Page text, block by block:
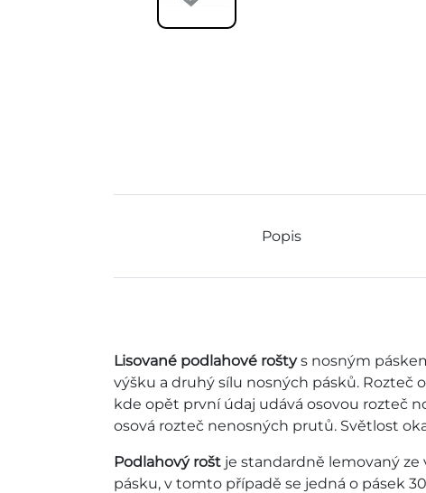
Popis
Lisované podlahové roštys nosným
výšku a druhý sílu nosných pásků. Rozteč
kde opět první údaj udává osovou rozteč
osová rozteč nenosných prutů. Světlost
Podlahový rošt je standardně lemovaný ze
pásku, v tomto případě se jedná o pásek